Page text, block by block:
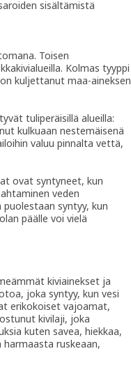
sisältämistä
Toisen
Kolmas tyyppi
kuljettanut maa-aineksen
tuliperäisillä alueilla:
kulkuaan nestemäisenä
valuu pinnalta vettä,
ovat syntyneet, kun
veden
syntyy, kun
päälle voi vielä
kiviainekset ja
joka syntyy, kun vesi
erikokoiset vajoamat,
kivilaji, joka
kuten savea, hiekkaa,
ruskeaan,